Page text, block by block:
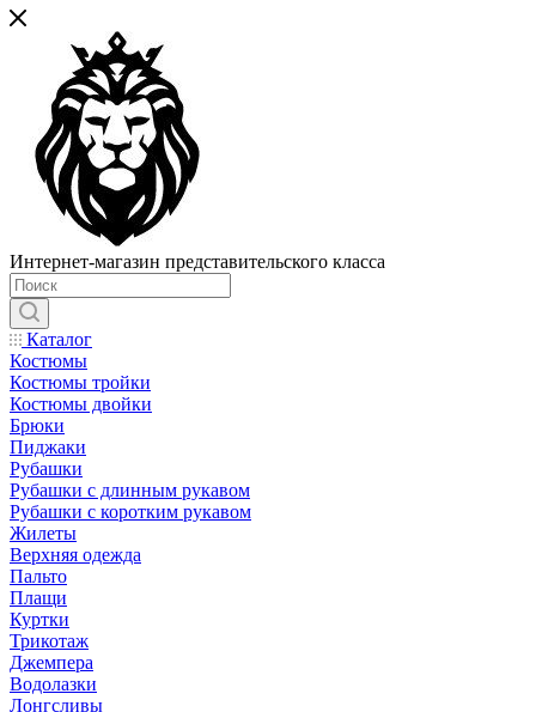
Интернет-магазин представительского класса
Каталог
Костюмы
Костюмы тройки
Костюмы двойки
Брюки
Пиджаки
Рубашки
Рубашки с длинным рукавом
Рубашки с коротким рукавом
Жилеты
Верхняя одежда
Пальто
Плащи
Куртки
Трикотаж
Джемпера
Водолазки
Лонгсливы